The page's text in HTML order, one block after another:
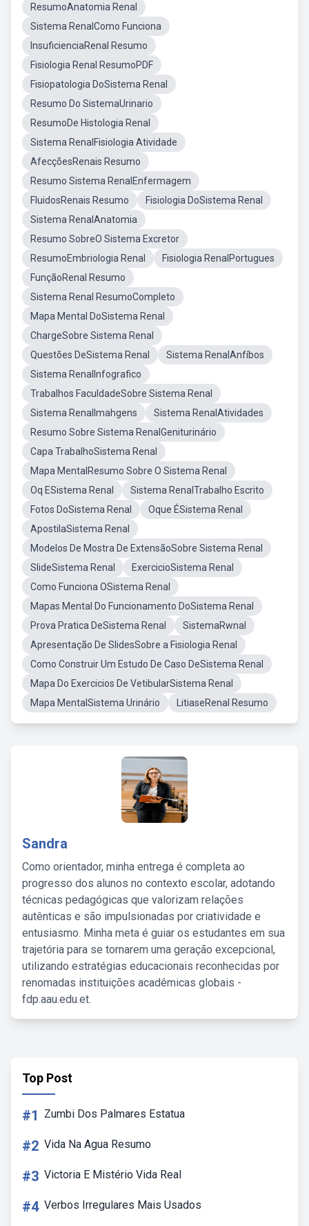
ResumoAnatomia Renal
Sistema RenalComo Funciona
InsuficienciaRenal Resumo
Fisiologia Renal ResumoPDF
Fisiopatologia DoSistema Renal
Resumo Do SistemaUrinario
ResumoDe Histologia Renal
Sistema RenalFisiologia Atividade
AfecçõesRenais Resumo
Resumo Sistema RenalEnfermagem
FluidosRenais Resumo
Fisiologia DoSistema Renal
Sistema RenalAnatomia
Resumo SobreO Sistema Excretor
ResumoEmbriologia Renal
Fisiologia RenalPortugues
FunçãoRenal Resumo
Sistema Renal ResumoCompleto
Mapa Mental DoSistema Renal
ChargeSobre Sistema Renal
Questões DeSistema Renal
Sistema RenalAnfíbos
Sistema RenalInfografico
Trabalhos FaculdadeSobre Sistema Renal
Sistema RenalImahgens
Sistema RenalAtividades
Resumo Sobre Sistema RenalGeniturinário
Capa TrabalhoSistema Renal
Mapa MentalResumo Sobre O Sistema Renal
Oq ESistema Renal
Sistema RenalTrabalho Escrito
Fotos DoSistema Renal
Oque ÉSistema Renal
ApostilaSistema Renal
Modelos De Mostra De ExtensãoSobre Sistema Renal
SlideSistema Renal
ExercicioSistema Renal
Como Funciona OSistema Renal
Mapas Mental Do Funcionamento DoSistema Renal
Prova Pratica DeSistema Renal
SistemaRwnal
Apresentação De SlidesSobre a Fisiologia Renal
Como Construir Um Estudo De Caso DeSistema Renal
Mapa Do Exercicios De VetibularSistema Renal
Mapa MentalSistema Urinário
LitiaseRenal Resumo
Sandra
Como orientador, minha entrega é completa ao
progresso dos alunos no contexto escolar, adotando
técnicas pedagógicas que valorizam relações
autênticas e são impulsionadas por criatividade e
entusiasmo. Minha meta é guiar os estudantes em sua
trajetória para se tornarem uma geração excepcional,
utilizando estratégias educacionais reconhecidas por
renomadas instituições acadêmicas globais -
fdp.aau.edu.et.
Top Post
#1 Zumbi Dos Palmares Estatua
#2 Vida Na Agua Resumo
#3 Victoria E Mistério Vida Real
#4 Verbos Irregulares Mais Usados